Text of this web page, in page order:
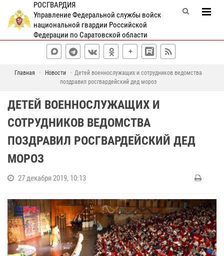
РОСГВАРДИЯ
Управление Федеральной службы войск
национальной гвардии Российской
Федерации по Саратовской области
Главная Новости
Детей военнослужащих и сотрудников ведомства
поздравил росгвардейский дед мороз
ДЕТЕЙ ВОЕННОСЛУЖАЩИХ И
СОТРУДНИКОВ ВЕДОМСТВА
ПОЗДРАВИЛ РОСГВАРДЕЙСКИЙ ДЕД
МОРОЗ
27 декабря 2019, 10:13